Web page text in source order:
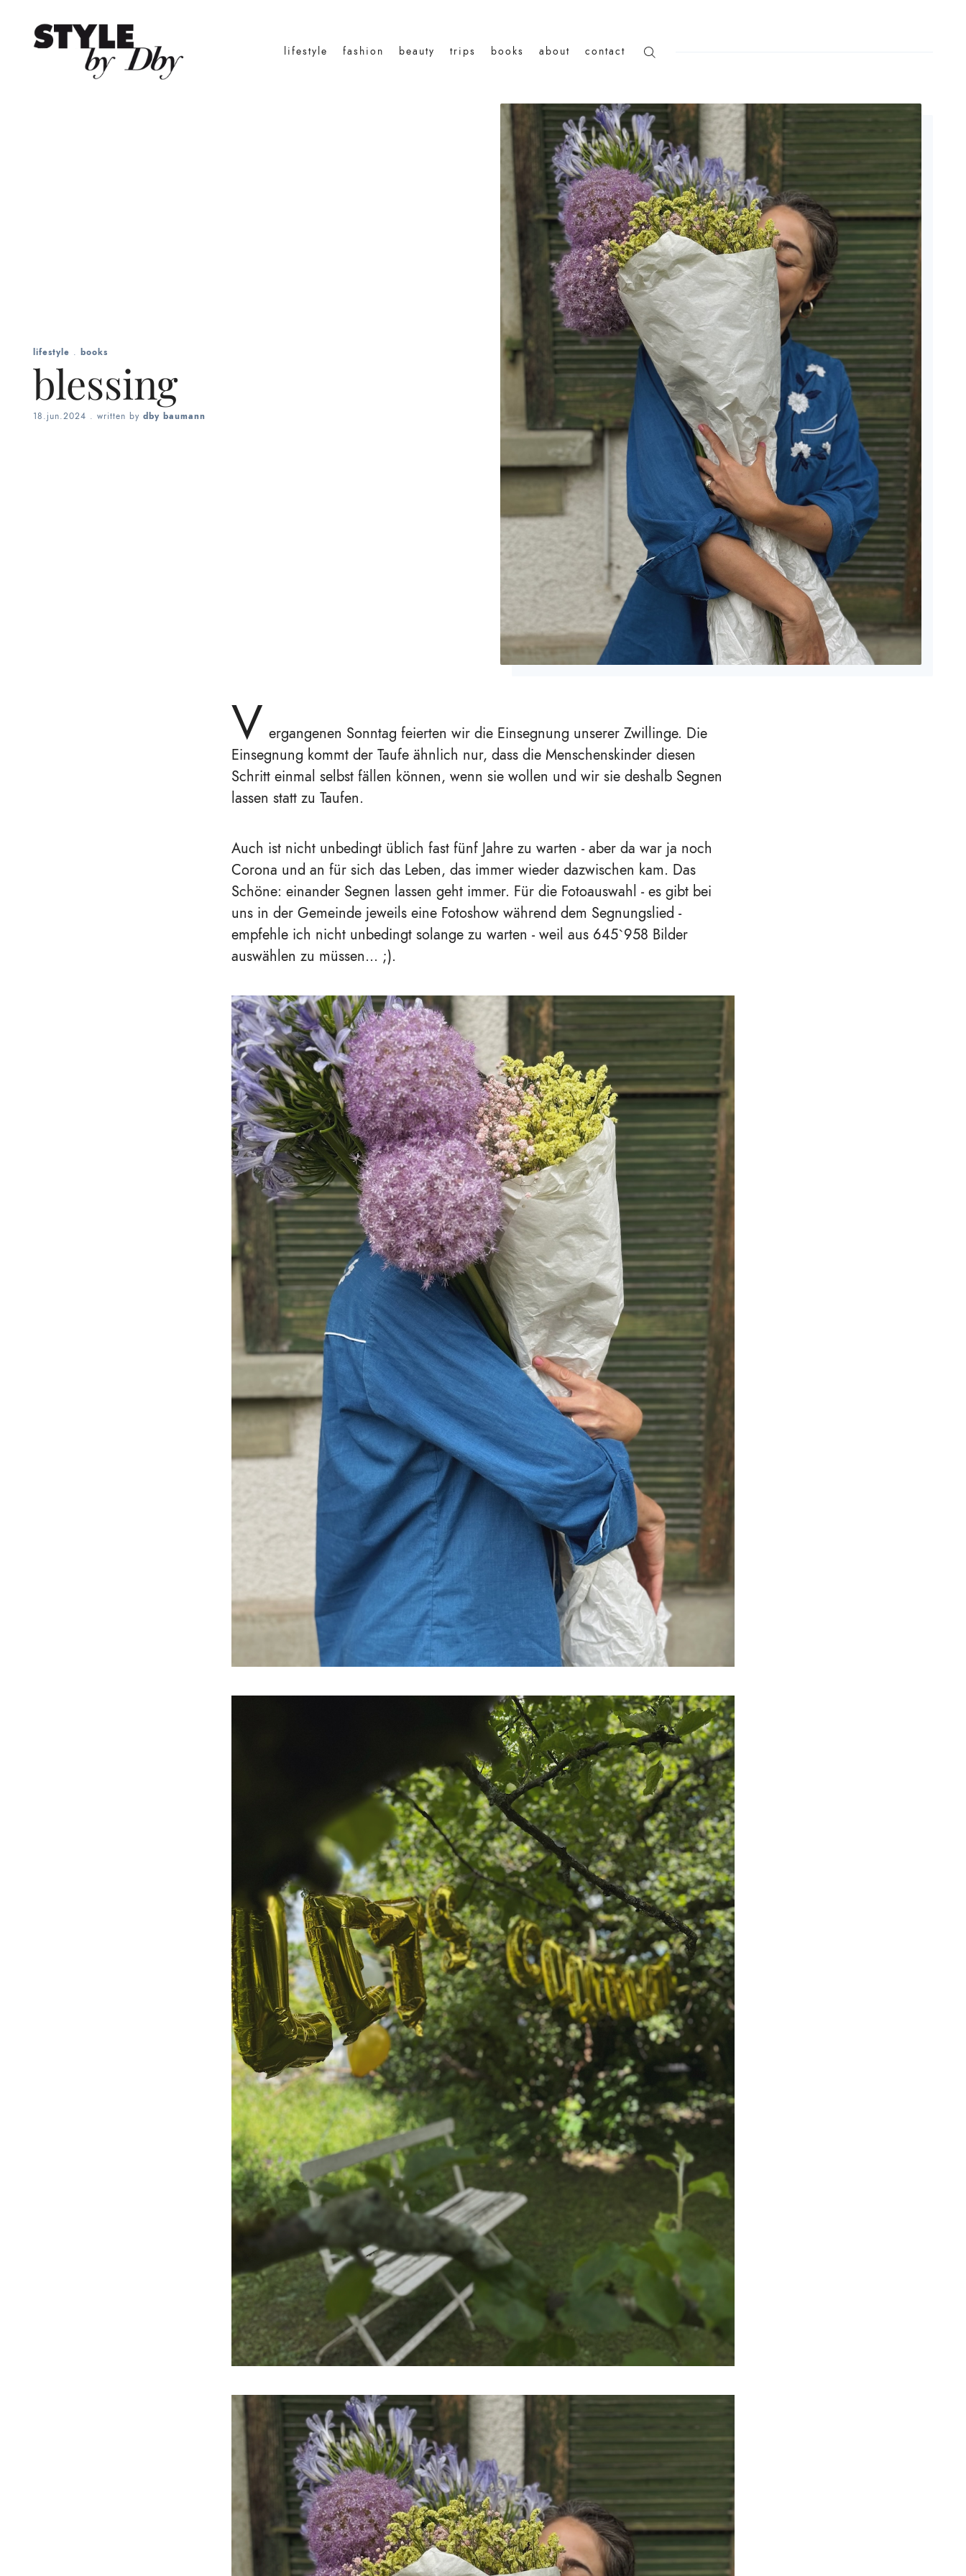
lifestyle fashion beauty trips books about contact
lifestyle . books
blessing
18.jun.2024 . written by dby baumann
V ergangenen Sonntag feierten wir die Einsegnung unserer Zwillinge. Die
Einsegnung kommt der Taufe ähnlich nur, dass die Menschenskinder diesen
Schritt einmal selbst fällen können, wenn sie wollen und wir sie deshalb Segnen
lassen statt zu Taufen.
Auch ist nicht unbedingt üblich fast fünf Jahre zu warten - aber da war ja noch
Corona und an für sich das Leben, das immer wieder dazwischen kam. Das
Schöne: einander Segnen lassen geht immer. Für die Fotoauswahl - es gibt bei
uns in der Gemeinde jeweils eine Fotoshow während dem Segnungslied -
empfehle ich nicht unbedingt solange zu warten - weil aus 645`958 Bilder
auswählen zu müssen... ;).